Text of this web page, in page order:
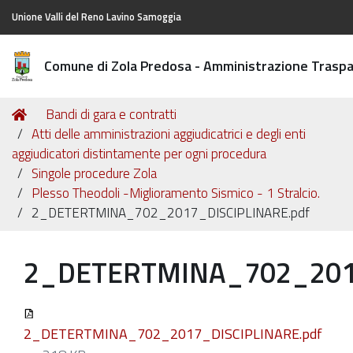
Unione Valli del Reno Lavino Samoggia
Comune di Zola Predosa - Amministrazione
Tu
sei
qui:
Home
Bandi di gara e contratti
Atti delle amministrazioni aggiudicatrici e degli enti
aggiudicatori distintamente per ogni procedura
Singole procedure Zola
Plesso Theodoli -Miglioramento Sismico - 1 Stralcio.
2_DETERTMINA_702_2017_DISCIPLINARE.pdf
2_DETERTMINA_702_2017_DISCIPLINARE.pdf